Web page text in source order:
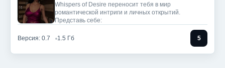
Whispers of Desire переносит тебя в мир
романтической интриги и личных открытий.
Представь себе:
Версия: 0.7 1.5 Гб 5